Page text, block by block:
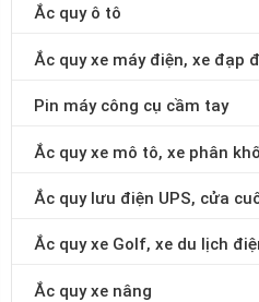
Ắc quy ô tô
Ắc quy xe máy điện, xe đạp
Pin máy công cụ cầm tay
Ắc quy xe mô tô, xe phân
Ắc quy lưu điện UPS, cửa
Ắc quy xe Golf, xe du lịch
Ắc quy xe nâng